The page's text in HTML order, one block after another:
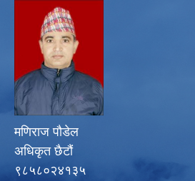
मणिराज पौडेल
अधिकृत छैटौं
९८५८०२४१३५